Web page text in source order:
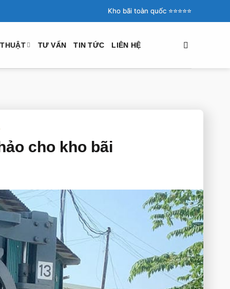
Kho bãi toàn quốc ⭐️⭐️⭐️⭐️⭐️
TƯ VẤN TIN TỨC LIÊN HỆ
cho kho bãi